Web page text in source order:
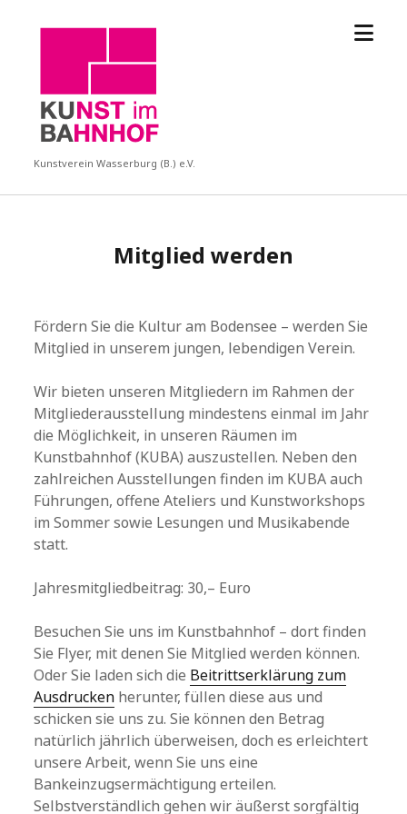
KUBA
Kunstverein Wasserburg (B.) e.V.
Menü
Mitglied werden
Fördern Sie die Kultur am Bodensee – werden Sie
Mitglied in unserem jungen, lebendigen Verein.
Wir bieten unseren Mitgliedern im Rahmen der
Mitgliederausstellung mindestens einmal im Jahr
die Möglichkeit, in unseren Räumen im
Kunstbahnhof (KUBA) auszustellen. Neben den
zahlreichen Ausstellungen finden im KUBA auch
Führungen, offene Ateliers und Kunstworkshops
im Sommer sowie Lesungen und Musikabende
statt.
Jahresmitgliedbeitrag: 30,– Euro
Besuchen Sie uns im Kunstbahnhof – dort finden
Sie Flyer, mit denen Sie Mitglied werden können.
Oder Sie laden sich die Beitrittserklärung zum
Ausdrucken herunter, füllen diese aus und
schicken sie uns zu. Sie können den Betrag
natürlich jährlich überweisen, doch es erleichtert
unsere Arbeit, wenn Sie uns eine
Bankeinzugsermächtigung erteilen.
Selbstverständlich gehen wir äußerst sorgfältig